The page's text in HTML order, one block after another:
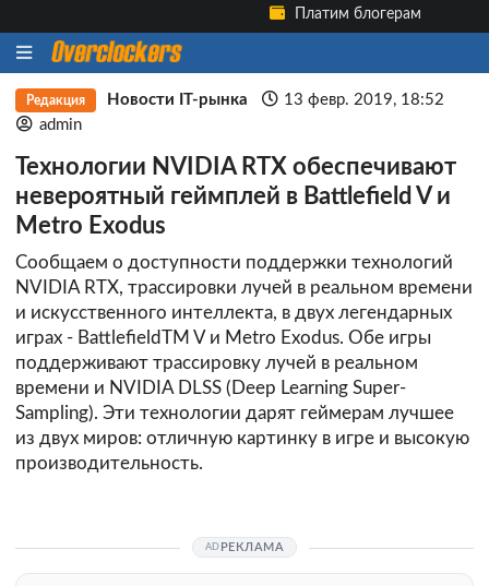
Платим блогерам
Редакция Новости IT-рынка
13 февр. 2019, 18:52
admin
Технологии NVIDIA RTX обеспечивают
невероятный геймплей в Battlefield V и
Metro Exodus
Сообщаем о доступности поддержки технологий
NVIDIA RTX, трассировки лучей в реальном времени
и искусственного интеллекта, в двух легендарных
играх - BattlefieldTM V и Metro Exodus. Обе игры
поддерживают трассировку лучей в реальном
времени и NVIDIA DLSS (Deep Learning Super-
Sampling). Эти технологии дарят геймерам лучшее
из двух миров: отличную картинку в игре и высокую
производительность.
РЕКЛАМА